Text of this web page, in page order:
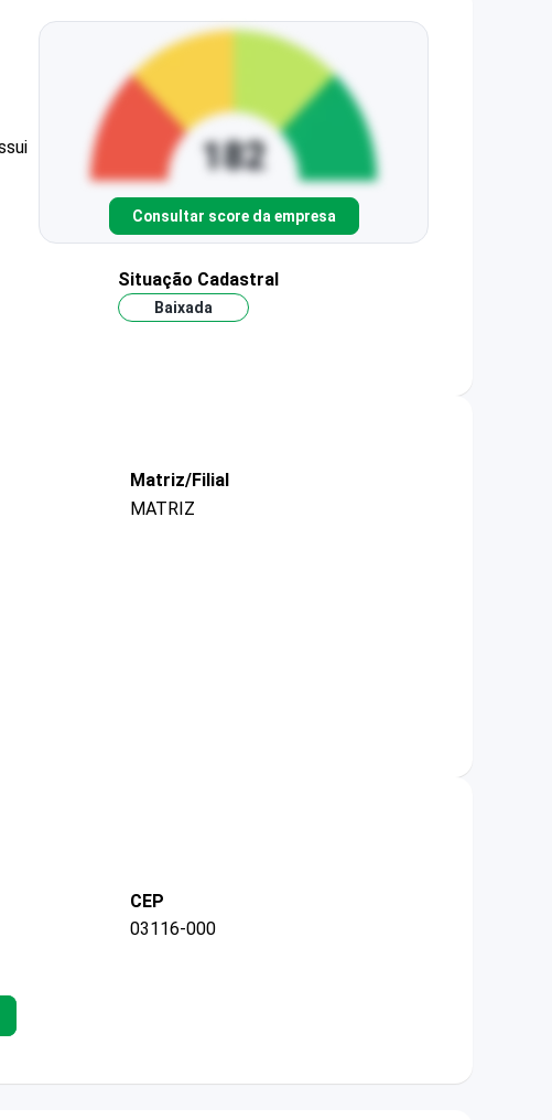
Consultar score da empresa
Situação Cadastral
Baixada
Matriz/Filial
MATRIZ
CEP
03116-000